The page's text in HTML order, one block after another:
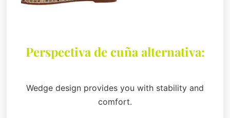
Perspectiva de cuña alternativa:
Wedge design provides you with stability and
comfort.